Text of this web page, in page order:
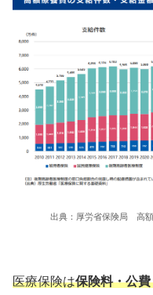
出典：厚労省保険局 高
医療保険は保険料・公